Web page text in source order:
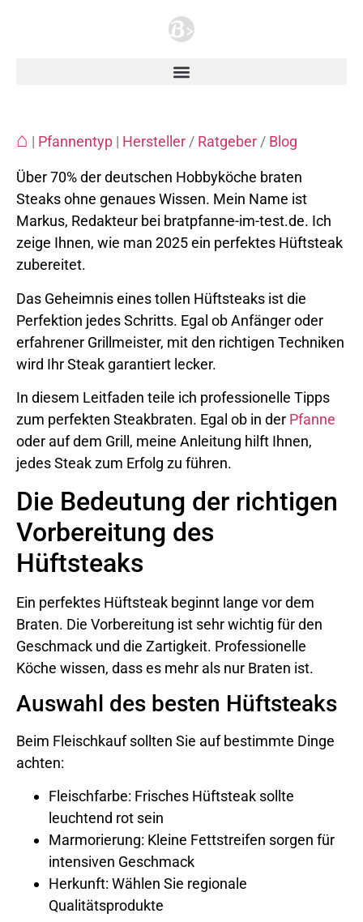
⌂ | Pfannentyp | Hersteller / Ratgeber / Blog
Über 70% der deutschen Hobbyköche braten
Steaks ohne genaues Wissen. Mein Name ist
Markus, Redakteur bei bratpfanne-im-test.de. Ich
zeige Ihnen, wie man 2025 ein perfektes Hüftsteak
zubereitet.
Das Geheimnis eines tollen Hüftsteaks ist die
Perfektion jedes Schritts. Egal ob Anfänger oder
erfahrener Grillmeister, mit den richtigen Techniken
wird Ihr Steak garantiert lecker.
In diesem Leitfaden teile ich professionelle Tipps
zum perfekten Steakbraten. Egal ob in der Pfanne
oder auf dem Grill, meine Anleitung hilft Ihnen,
jedes Steak zum Erfolg zu führen.
Die Bedeutung der richtigen
Vorbereitung des
Hüftsteaks
Ein perfektes Hüftsteak beginnt lange vor dem
Braten. Die Vorbereitung ist sehr wichtig für den
Geschmack und die Zartigkeit. Professionelle
Köche wissen, dass es mehr als nur Braten ist.
Auswahl des besten Hüftsteaks
Beim Fleischkauf sollten Sie auf bestimmte Dinge
achten:
Fleischfarbe: Frisches Hüftsteak sollte
leuchtend rot sein
Marmorierung: Kleine Fettstreifen sorgen für
intensiven Geschmack
Herkunft: Wählen Sie regionale
Qualitätsprodukte